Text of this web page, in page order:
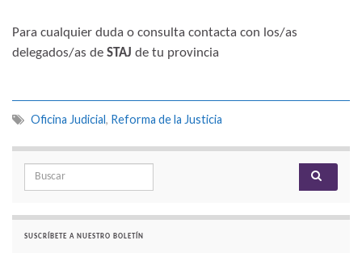
Para cualquier duda o consulta contacta con los/as
delegados/as de STAJ de tu provincia
Oficina Judicial, Reforma de la Justicia
Search for:
SUSCRÍBETE A NUESTRO BOLETÍN